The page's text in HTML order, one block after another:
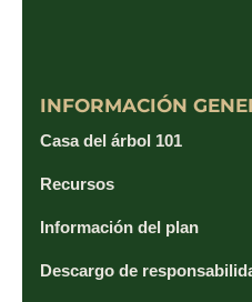
INFORMACIÓN
Casa del árbol 101
Recursos
Información del plan
Descargo de